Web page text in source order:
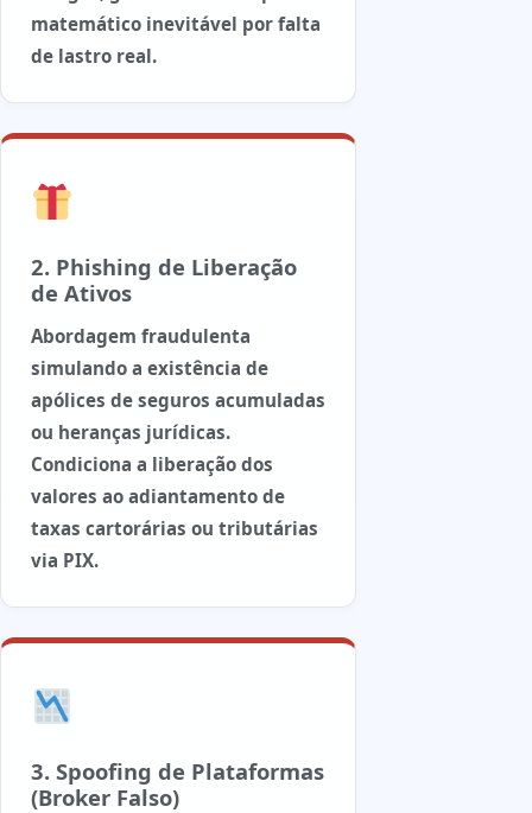
matemático inevitável por falta
de lastro real.
2. Phishing de Liberação
de Ativos
Abordagem fraudulenta
simulando a existência de
apólices de seguros acumuladas
ou heranças jurídicas.
Condiciona a liberação dos
valores ao adiantamento de
taxas cartorárias ou tributárias
via PIX.
3. Spoofing de Plataformas
(Broker Falso)